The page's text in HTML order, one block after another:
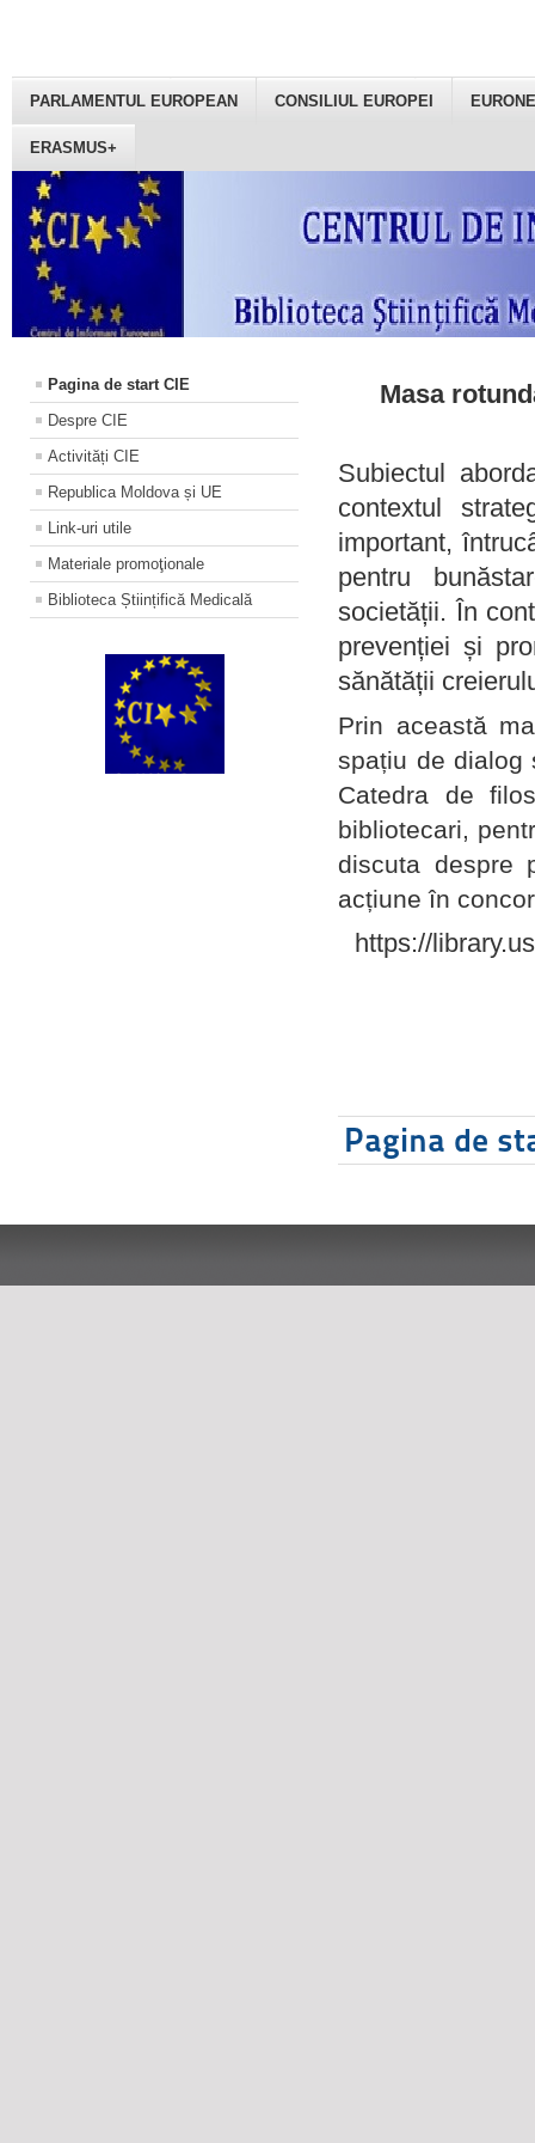
PARLAMENTUL EUROPEAN CONSILIUL EUROPEI
ERASMUS+
Pagina de start CIE
Despre CIE
Activități CIE
Republica Moldova și UE
Link-uri utile
Materiale promoţionale
Biblioteca Științifică Medicală
Masa
Subiectul
contextul
important,
pentru
societății. În
prevenției și
sănătății
Prin această
spațiu de dialog
Catedra de
bibliotecari,
discuta despre
acțiune în
https://
Pagina de